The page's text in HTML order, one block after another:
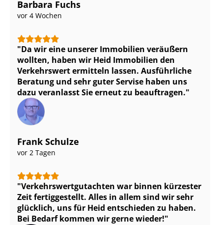
Barbara Fuchs
vor 4 Wochen
Da wir eine unserer Immobilien veräußern
wollten, haben wir Heid Immobilien den
Verkehrswert ermitteln lassen. Ausführliche
Beratung und sehr guter Servise haben uns
dazu veranlasst Sie erneut zu beauftragen.
Frank Schulze
vor 2 Tagen
Ver­kehrs­wert­gut­ach­ten war binnen kürzester
Zeit fertiggestellt. Alles in allem sind wir sehr
glücklich, uns für Heid entschieden zu haben.
Bei Bedarf kommen wir gerne wieder!